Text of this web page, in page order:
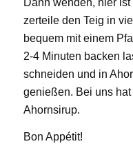
zerteile den Teig in
bequem mit einem
2-4 Minuten backen
schneiden und in
genießen. Bei uns
Ahornsirup.
Bon Appétit!